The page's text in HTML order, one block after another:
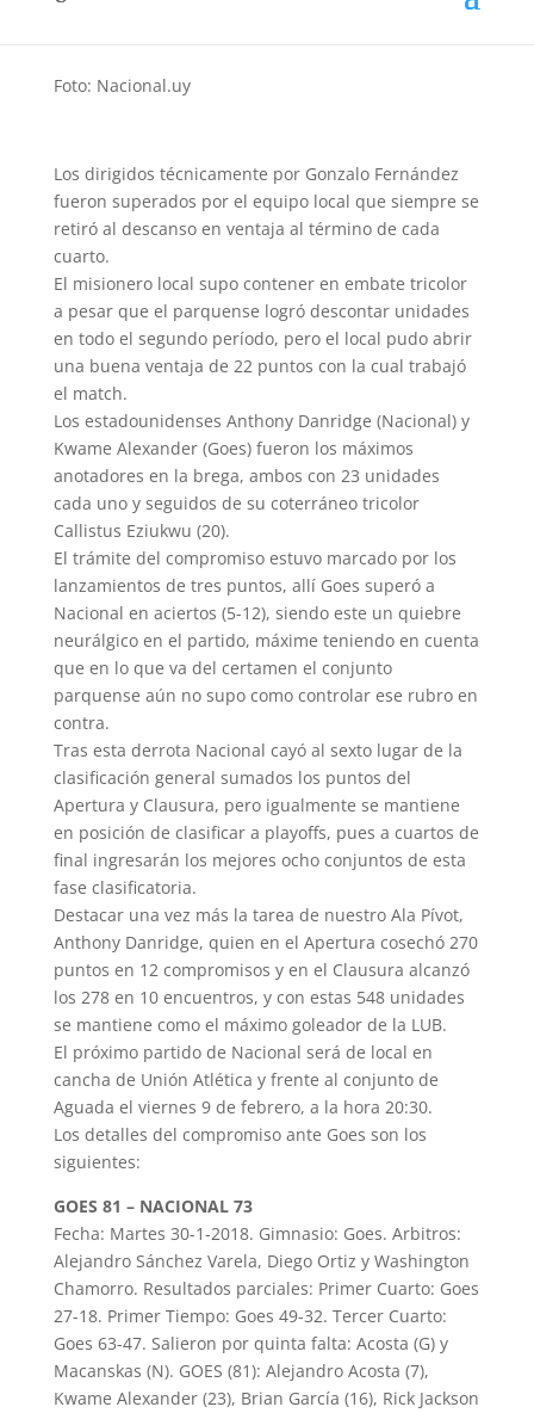
Foto: Nacional.uy
Los dirigidos técnicamente por Gonzalo Fernández
fueron superados por el equipo local que siempre se
retiró al descanso en ventaja al término de cada
cuarto.
El misionero local supo contener en embate tricolor
a pesar que el parquense logró descontar unidades
en todo el segundo período, pero el local pudo abrir
una buena ventaja de 22 puntos con la cual trabajó
el match.
Los estadounidenses Anthony Danridge (Nacional) y
Kwame Alexander (Goes) fueron los máximos
anotadores en la brega, ambos con 23 unidades
cada uno y seguidos de su coterráneo tricolor
Callistus Eziukwu (20).
El trámite del compromiso estuvo marcado por los
lanzamientos de tres puntos, allí Goes superó a
Nacional en aciertos (5-12), siendo este un quiebre
neurálgico en el partido, máxime teniendo en cuenta
que en lo que va del certamen el conjunto
parquense aún no supo como controlar ese rubro en
contra.
Tras esta derrota Nacional cayó al sexto lugar de la
clasificación general sumados los puntos del
Apertura y Clausura, pero igualmente se mantiene
en posición de clasificar a playoffs, pues a cuartos de
final ingresarán los mejores ocho conjuntos de esta
fase clasificatoria.
Destacar una vez más la tarea de nuestro Ala Pívot,
Anthony Danridge, quien en el Apertura cosechó 270
puntos en 12 compromisos y en el Clausura alcanzó
los 278 en 10 encuentros, y con estas 548 unidades
se mantiene como el máximo goleador de la LUB.
El próximo partido de Nacional será de local en
cancha de Unión Atlética y frente al conjunto de
Aguada el viernes 9 de febrero, a la hora 20:30.
Los detalles del compromiso ante Goes son los
siguientes:
GOES 81 – NACIONAL 73
Fecha: Martes 30-1-2018. Gimnasio: Goes. Arbitros:
Alejandro Sánchez Varela, Diego Ortiz y Washington
Chamorro. Resultados parciales: Primer Cuarto: Goes
27-18. Primer Tiempo: Goes 49-32. Tercer Cuarto:
Goes 63-47. Salieron por quinta falta: Acosta (G) y
Macanskas (N). GOES (81): Alejandro Acosta (7),
Kwame Alexander (23), Brian García (16), Rick Jackson